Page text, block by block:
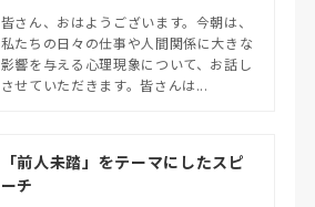
皆さん、おはようございます。今朝は、
私たちの日々の仕事や人間関係に大きな
影響を与える心理現象について、お話し
させていただきます。皆さんは...
「前人未踏」をテーマにしたスピ
ーチ